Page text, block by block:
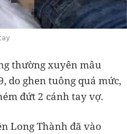
thường xuyên mâu
do ghen tuông quá mức,
đứt 2 cánh tay vợ.
Long Thành đã vào